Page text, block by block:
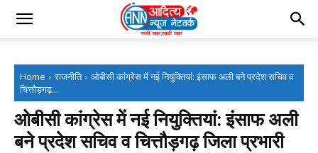
Home राजनीति
ओबीसी कांग्रेस में नई नियुक्तियां: इंसाफ अली बने प्रदेश सचिव व
चित्तौड़गढ़...
ओबीसी कांग्रेस में नई नियुक्तियां: इंसाफ अली
बने प्रदेश सचिव व चित्तौड़गढ़ जिला प्रभारी